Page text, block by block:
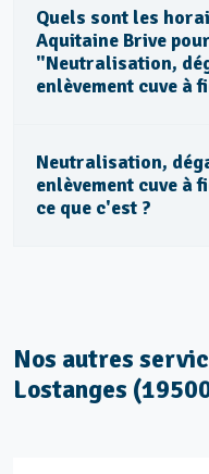
Quels sont les
Aquitaine Brive
"Neutralisation,
enlèvement cuve à
Neutralisation,
enlèvement cuve à
ce que c'est ?
Nos autres
Lostanges